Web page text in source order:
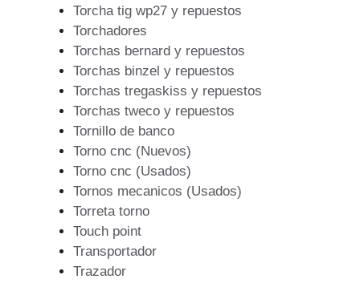
Torcha tig wp27 y repuestos
Torchadores
Torchas bernard y repuestos
Torchas binzel y repuestos
Torchas tregaskiss y repuestos
Torchas tweco y repuestos
Tornillo de banco
Torno cnc (Nuevos)
Torno cnc (Usados)
Tornos mecanicos (Usados)
Torreta torno
Touch point
Transportador
Trazador